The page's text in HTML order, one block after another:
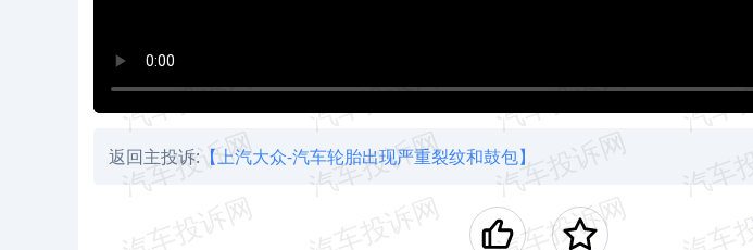
返回主投诉: 【上汽大众-汽车轮胎出现严重裂纹和鼓包】